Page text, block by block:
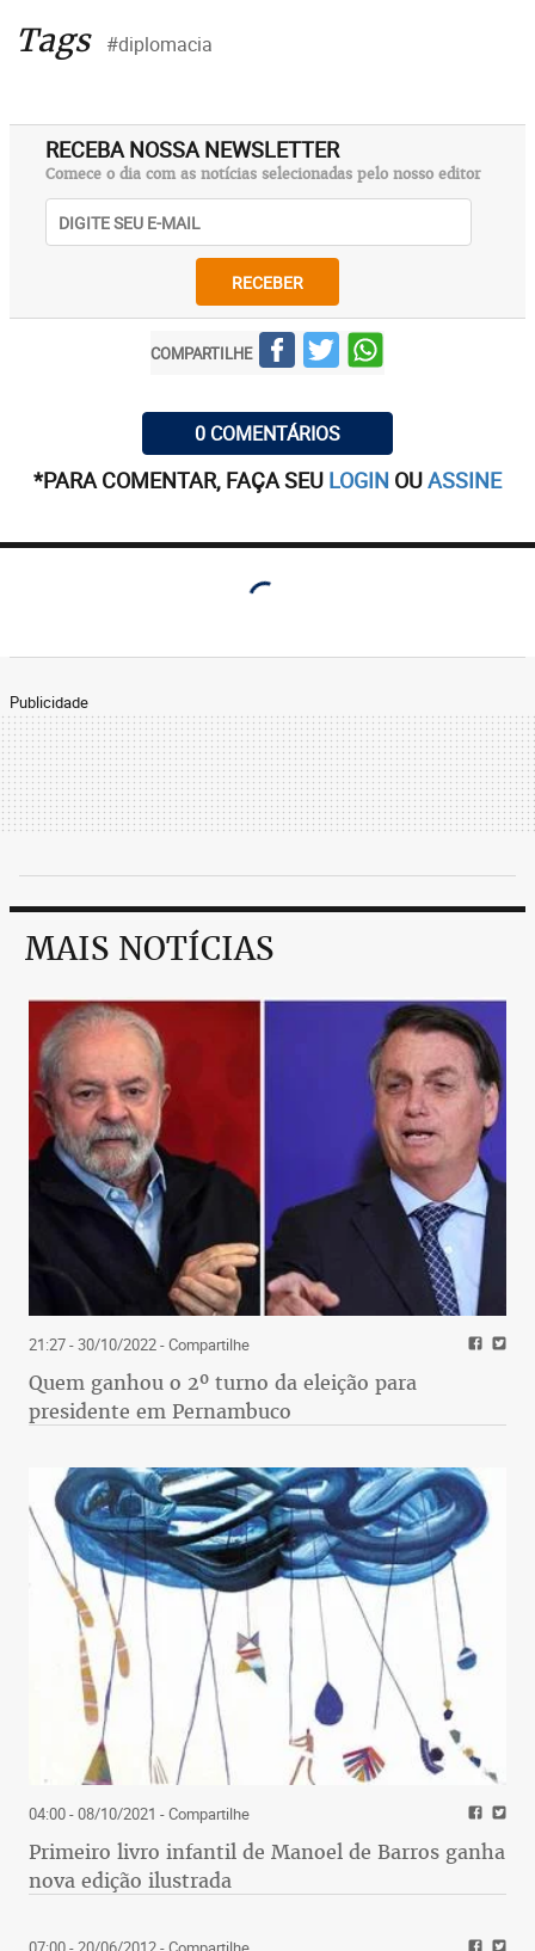
Tags #diplomacia
RECEBA NOSSA NEWSLETTER
Comece o dia com as notícias selecionadas pelo nosso editor
RECEBER
COMPARTILHE
0 COMENTÁRIOS
*PARA COMENTAR, FAÇA SEU LOGIN OUASSINE
Publicidade
MAIS NOTÍCIAS
21:27 - 30/10/2022- Compartilhe
Quem ganhou o 2º turno da eleição para
presidente em Pernambuco
04:00 - 08/10/2021 - Compartilhe
Primeiro livro infantil de Manoel de Barros ganha
nova edição ilustrada